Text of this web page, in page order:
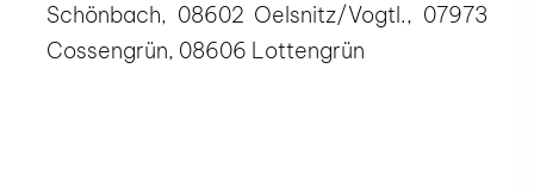
Schönbach, 08602 Oelsnitz/Vogtl., 07973
Cossengrün, 08606 Lottengrün